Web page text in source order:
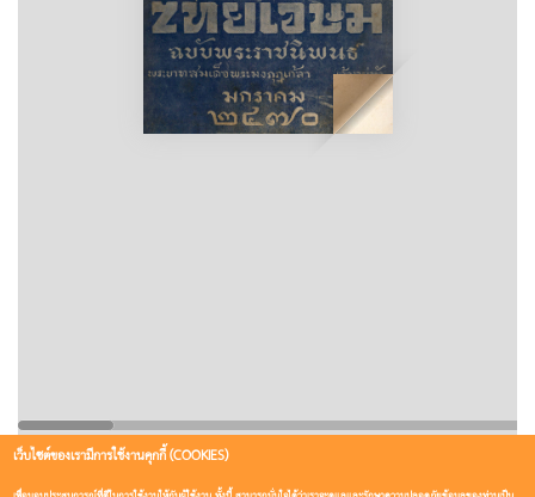
เว็บไซต์ของเรามีการใช้งานคุกกี้ (COOKIES)